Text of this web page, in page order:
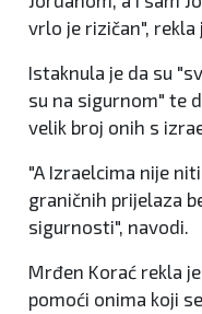
vrlo je rizičan", rekla
Istaknula je da su
su na sigurnom" te
velik broj onih s
"A Izraelcima nije
graničnih prijelaza
sigurnosti", navodi.
Mrđen Korać rekla
pomoći onima koji